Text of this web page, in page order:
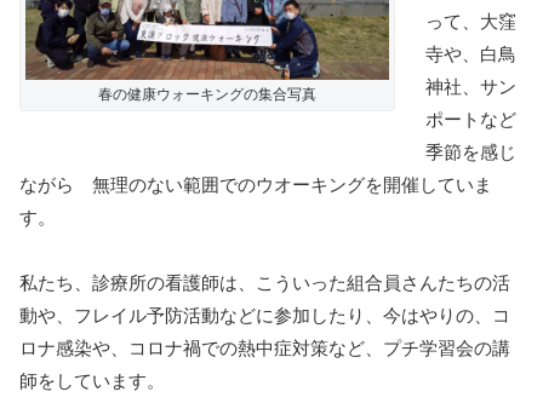
春の健康ウォーキングの集合写真
って、大窪
寺や、白鳥
神社、サン
ポートなど
季節を感じ
ながら 無理のない範囲でのウオーキングを開催していま
す。
私たち、診療所の看護師は、こういった組合員さんたちの活
動や、フレイル予防活動などに参加したり、今はやりの、コ
ロナ感染や、コロナ禍での熱中症対策など、プチ学習会の講
師をしています。